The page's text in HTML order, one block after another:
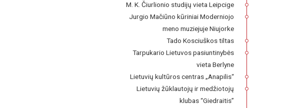
M. K. Čiurlionio studijų vieta Leipcige
Jurgio Mačiūno kūriniai Moderniojo
meno muziejuje Niujorke
Tado Kosciuškos tiltas
Tarpukario Lietuvos pasiuntinybės
vieta Berlyne
Lietuvių kultūros centras „Anapilis“
Lietuvių žūklautojų ir medžiotojų
klubas “Giedraitis”